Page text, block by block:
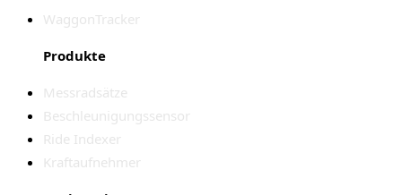
WaggonTracker
Produkte
Messradsätze
Beschleunigungssensor
Ride Indexer
Kraftaufnehmer